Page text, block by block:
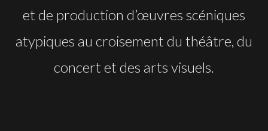
et de production d’œuvres scéniques
atypiques au croisement du théâtre, du
concert et des arts visuels.